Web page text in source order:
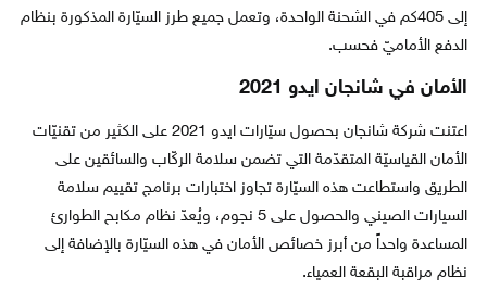
إلى 405كم في الشحنة الواحدة، وتعمل جميع طرز السيّارة المذكورة بنظام
الدفع الأماميّ فحسب.
الأمان في شانجان ايدو 2021
اعتنت شركة شانجان بحصول سيّارات ايدو 2021 على الكثير من تقنيّات
الأمان القياسيّة المتقدّمة التي تضمن سلامة الركّاب والسائقين على
الطريق واستطاعت هذه السيّارة تجاوز اختبارات برنامج تقييم سلامة
السيارات الصيني والحصول على 5 نجوم، ويُعدّ نظام مكابح الطوارئ
المساعدة واحداً من أبرز خصائص الأمان في هذه السيّارة بالإضافة إلى
نظام مراقبة البقعة العمياء.